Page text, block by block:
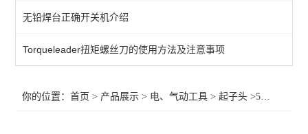
无铅焊台正确开关机介绍
Torqueleader扭矩螺丝刀的使用方法及注意事项
你的位置：首页 > 产品展示 > 电、气动工具 >起子头 >5mm梅花起子头